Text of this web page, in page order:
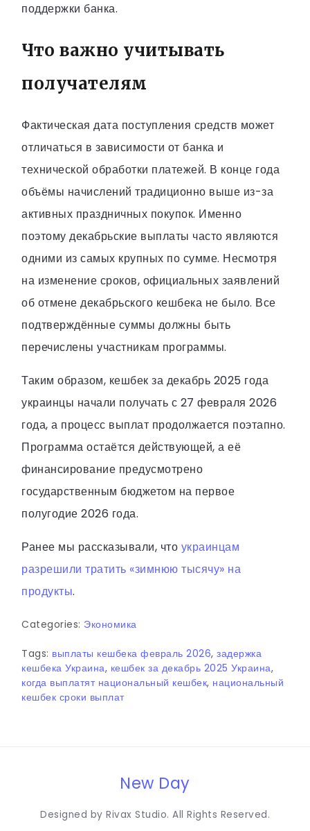
поддержки банка.
Что важно учитывать
получателям
Фактическая дата поступления средств может
отличаться в зависимости от банка и
технической обработки платежей. В конце года
объёмы начислений традиционно выше из-за
активных праздничных покупок. Именно
поэтому декабрьские выплаты часто являются
одними из самых крупных по сумме. Несмотря
на изменение сроков, официальных заявлений
об отмене декабрьского кешбека не было. Все
подтверждённые суммы должны быть
перечислены участникам программы.
Таким образом, кешбек за декабрь 2025 года
украинцы начали получать с 27 февраля 2026
года, а процесс выплат продолжается поэтапно.
Программа остаётся действующей, а её
финансирование предусмотрено
государственным бюджетом на первое
полугодие 2026 года.
Ранее мы рассказывали, что украинцам
разрешили тратить «зимнюю тысячу» на
продукты.
Categories: Экономика
Tags: выплаты кешбека февраль 2026, задержка
кешбека Украина, кешбек за декабрь 2025 Украина,
когда выплатят национальный кешбек, национальный
кешбек сроки выплат
New Day
Designed by Rivax Studio. All Rights Reserved.